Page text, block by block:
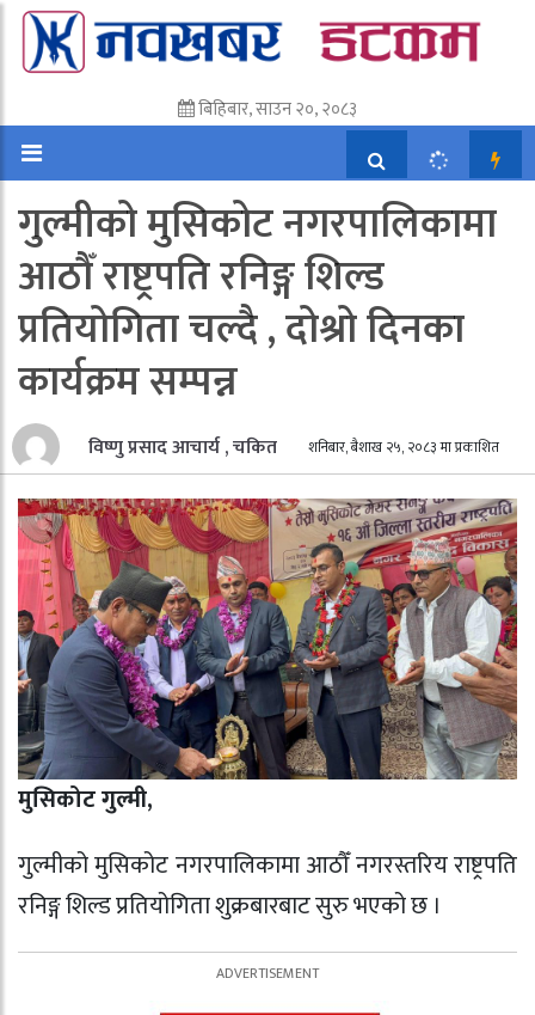
बिहिबार, साउन २०, २०८३
गुल्मीको मुसिकोट नगरपालिकामा
आठौँ राष्ट्रपति रनिङ्ग शिल्ड
प्रतियोगिता चल्दै , दोश्रो दिनका
कार्यक्रम सम्पन्न
विष्णु प्रसाद आचार्य , चकित शनिबार, बैशाख २५, २०८३ मा प्रकाशित
मुसिकोट गुल्मी,
गुल्मीको मुसिकोट नगरपालिकामा आठौँ नगरस्तरिय राष्ट्रपति
रनिङ्ग शिल्ड प्रतियोगिता शुक्रबारबाट सुरु भएको छ ।